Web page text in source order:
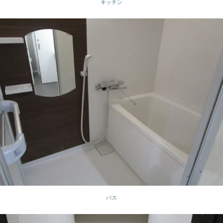
キッチン
バス